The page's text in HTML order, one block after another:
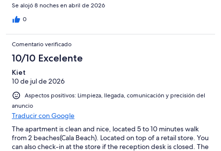
Se alojó 8 noches en abril de 2026
0
Comentario verificado
10/10 Excelente
Kiet
10 de jul de 2026
Aspectos positivos: Limpieza, llegada, comunicación y precisión del
anuncio
Traducir con Google
The apartment is clean and nice, located 5 to 10 minutes walk
from 2 beaches(Cala Beach). Located on top of a retail store. You
can also check-in at the store if the reception desk is closed. The